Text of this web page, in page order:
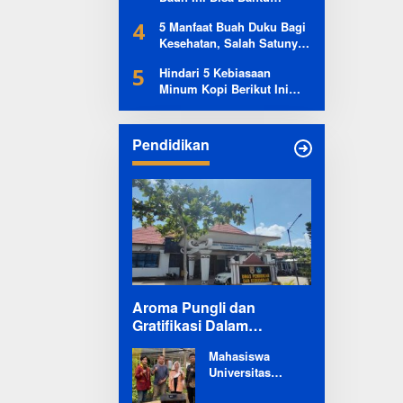
4
5 Manfaat Buah Duku Bagi
Kesehatan, Salah Satunya
5
Hindari 5 Kebiasaan
Minum Kopi Berikut Ini
Pendidikan
Aroma Pungli dan
Gratifikasi Dalam
Program Revitalisasi
Sekolah di Mesuji
Mencuat
Mahasiswa
Universitas